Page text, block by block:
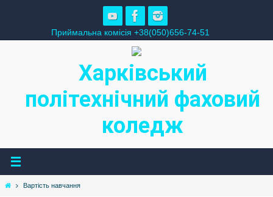
Приймальна комісія +38(050)656-74-51
Харківський
політехнічний фаховий
коледж
HomeВартість навчання